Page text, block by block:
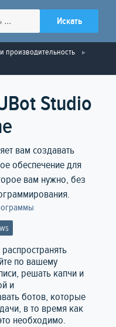
производительность
Studio
вам создавать
обеспечение для
вам нужно, без
по вашему
решать капчи и
и
ботов, которые
в то время как
необходимо.